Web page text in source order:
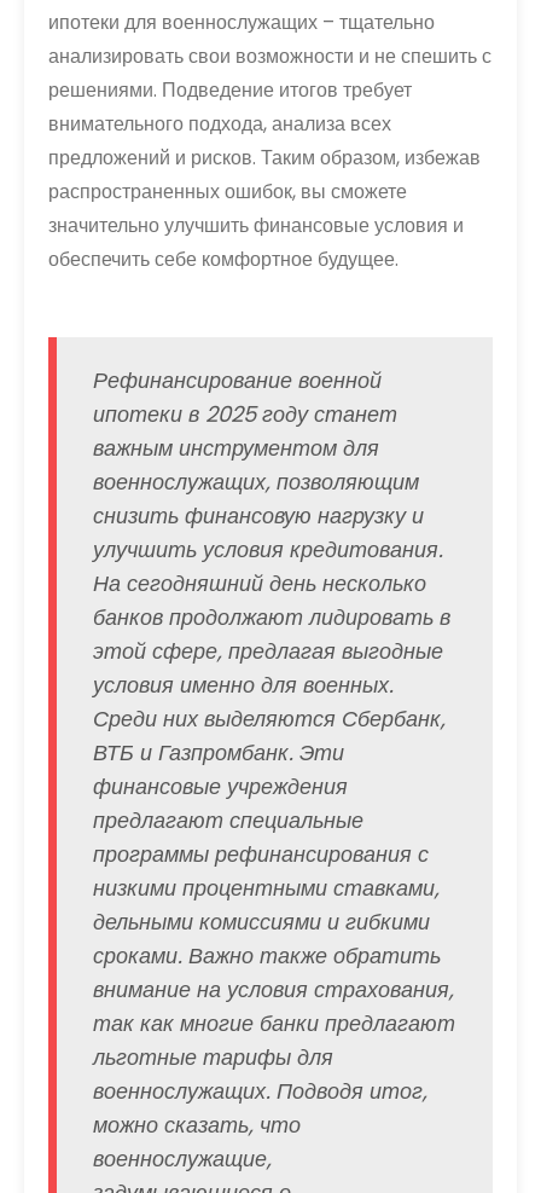
ипотеки для военнослужащих – тщательно
анализировать свои возможности и не спешить с
решениями. Подведение итогов требует
внимательного подхода, анализа всех
предложений и рисков. Таким образом, избежав
распространенных ошибок, вы сможете
значительно улучшить финансовые условия и
обеспечить себе комфортное будущее.
Рефинансирование военной
ипотеки в 2025 году станет
важным инструментом для
военнослужащих, позволяющим
снизить финансовую нагрузку и
улучшить условия кредитования.
На сегодняшний день несколько
банков продолжают лидировать в
этой сфере, предлагая выгодные
условия именно для военных.
Среди них выделяются Сбербанк,
ВТБ и Газпромбанк. Эти
финансовые учреждения
предлагают специальные
программы рефинансирования с
низкими процентными ставками,
дельными комиссиями и гибкими
сроками. Важно также обратить
внимание на условия страхования,
так как многие банки предлагают
льготные тарифы для
военнослужащих. Подводя итог,
можно сказать, что
военнослужащие,